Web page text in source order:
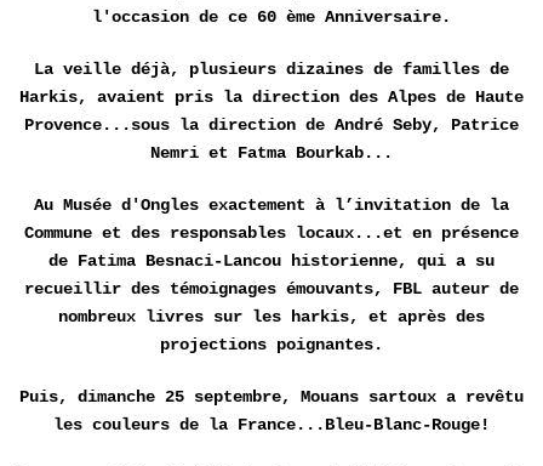
l'occasion de ce 60 ème Anniversaire.
La veille déjà, plusieurs dizaines de familles de
Harkis, avaient pris la direction des Alpes de Haute
Provence...sous la direction de André Seby, Patrice
Nemri et Fatma Bourkab...
Au Musée d'Ongles exactement à l’invitation de la
Commune et des responsables locaux...et en présence
de Fatima Besnaci-Lancou historienne, qui a su
recueillir des témoignages émouvants, FBL auteur de
nombreux livres sur les harkis, et après des
projections poignantes.
Puis, dimanche 25 septembre, Mouans sartoux a revêtu
les couleurs de la France...Bleu-Blanc-Rouge!